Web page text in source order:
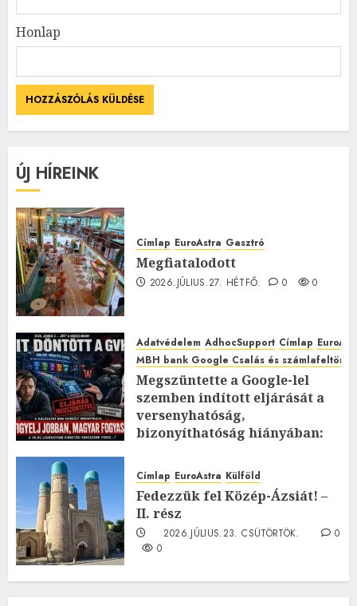
Honlap
ÚJ HÍREINK
Címlap EuroAstra Gasztró
Megfiatalodott
2026.JÚLIUS.27. HÉTFŐ. 0 0
Adatvédelem AdhocSupport Címlap
MBH bank Google Csalás és
Megszüntette a Google-lel
szemben indított eljárását a
versenyhatóság,
bizonyíthatóság hiányában:
2026.JÚLIUS.23. CSÜTÖRTÖK.
0
Címlap EuroAstra Külföld
Fedezzük fel Közép-Ázsiát! –
II. rész
2026.JÚLIUS.23. CSÜTÖRTÖK.
0
0